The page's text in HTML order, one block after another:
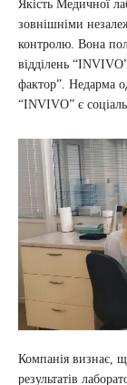
Якість Медичної
зовнішніми
контролю. Вона
відділень
фактор”. Недарма
“INVIVO” є
Компанія визнає,
результатів